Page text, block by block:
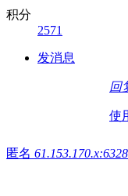
积分
2571
发消息
回
使
匿名